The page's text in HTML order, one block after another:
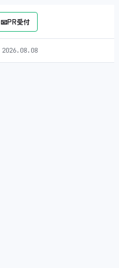
📧PR受付
2026.08.08